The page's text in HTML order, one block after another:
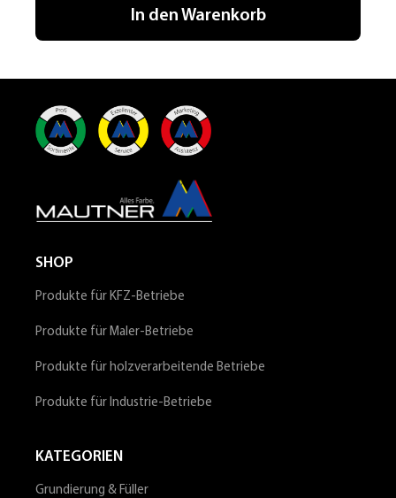
In den Warenkorb
SHOP
Produkte für KFZ-Betriebe
Produkte für Maler-Betriebe
Produkte für holzverarbeitende Betriebe
Produkte für Industrie-Betriebe
KATEGORIEN
Grundierung & Füller